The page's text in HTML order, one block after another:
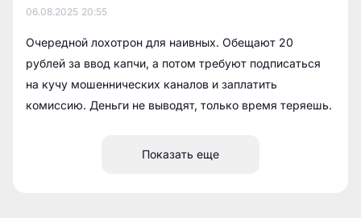
06.08.2025 20:55
Очередной лохотрон для наивных. Обещают 20
рублей за ввод капчи, а потом требуют подписаться
на кучу мошеннических каналов и заплатить
комиссию. Деньги не выводят, только время теряешь.
Показать еще